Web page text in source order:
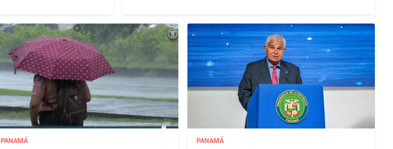
PANAMÁ PANAMÁ